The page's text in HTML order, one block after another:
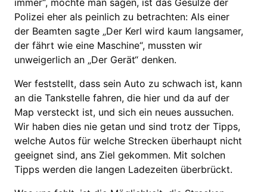
Polizei eher als peinlich zu betrachten: Als einer
der Beamten sagte „Der Kerl wird kaum langsamer,
der fährt wie eine Maschine“, mussten wir
unweigerlich an „Der Gerät“ denken.
Wer feststellt, dass sein Auto zu schwach ist, kann
an die Tankstelle fahren, die hier und da auf der
Map versteckt ist, und sich ein neues aussuchen.
Wir haben dies nie getan und sind trotz der Tipps,
welche Autos für welche Strecken überhaupt nicht
geeignet sind, ans Ziel gekommen. Mit solchen
Tipps werden die langen Ladezeiten überbrückt.